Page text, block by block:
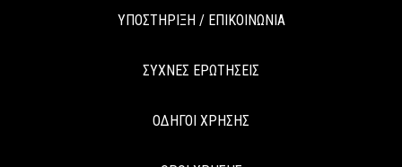
ΥΠΟΣΤΗΡΙΞΗ / ΕΠΙΚΟΙΝΩΝΙΑ
ΣΥΧΝΕΣ ΕΡΩΤΗΣΕΙΣ
ΟΔΗΓΟΙ ΧΡΗΣΗΣ